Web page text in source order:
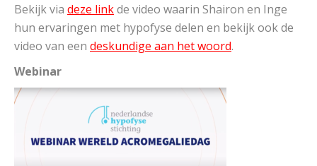
Bekijk via deze linkde video waarin Shairon en Inge
hun ervaringen met hypofyse delen en bekijk ook de
video van een deskundige aan het woord.
Webinar